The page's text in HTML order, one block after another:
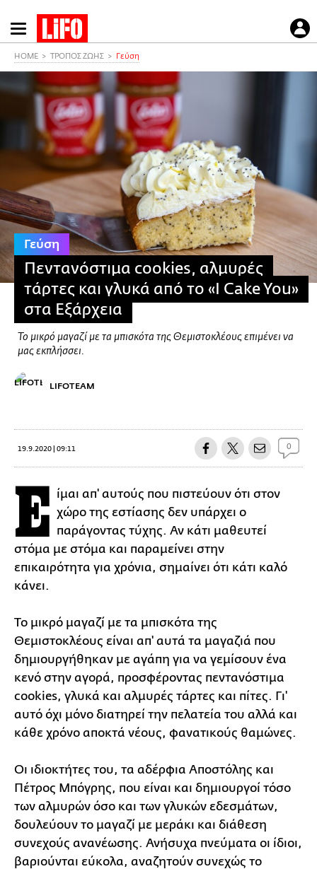
Παράκαμψη
προς
κυρίως
περιεχόμενο
HOME ΤΡΟΠΟΣ ΖΩΗΣ Γεύση
Γεύση
Πεντανόστιμα cookies, αλμυρές
τάρτες και γλυκά από το «I Cake You»
στα Εξάρχεια
Το μικρό μαγαζί με τα μπισκότα της Θεμιστοκλέους επιμένει να
μας εκπλήσσει.
LIFOTEAM
19.9.2020 | 09:11 0
Ε ίμαι απ' αυτούς που πιστεύουν ότι στον
χώρο της εστίασης δεν υπάρχει ο
παράγοντας τύχης. Αν κάτι μαθευτεί
στόμα με στόμα και παραμείνει στην
επικαιρότητα για χρόνια, σημαίνει ότι κάτι καλό
κάνει.
Το μικρό μαγαζί με τα μπισκότα της
Θεμιστοκλέους είναι απ' αυτά τα μαγαζιά που
δημιουργήθηκαν με αγάπη για να γεμίσουν ένα
κενό στην αγορά, προσφέροντας πεντανόστιμα
cookies, γλυκά και αλμυρές τάρτες και πίτες. Γι'
αυτό όχι μόνο διατηρεί την πελατεία του αλλά και
κάθε χρόνο αποκτά νέους, φανατικούς θαμώνες.
Οι ιδιοκτήτες του, τα αδέρφια Αποστόλης και
Πέτρος Μπόγρης, που είναι και δημιουργοί τόσο
των αλμυρών όσο και των γλυκών εδεσμάτων,
δουλεύουν το μαγαζί με μεράκι και διάθεση
συνεχούς ανανέωσης. Ανήσυχα πνεύματα οι ίδιοι,
βαριούνται εύκολα, αναζητούν συνεχώς το